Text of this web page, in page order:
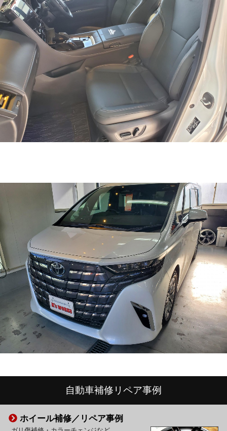
自動車補修リペア事例
ホイール補修／リペア事例